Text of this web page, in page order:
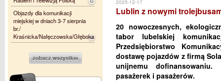
2025-12-17
Lublin z nowymi
20 nowoczesnych,
tabor lubelskiej
Przedsiębiorstwo
dostawę pojazdów z firmą
unijnemu
pasażerek i pasażerów.
Objazdy dla komunikacji
miejskiej w dniach 3-7 sierpnia
br./
Kraśnicka/Nałęczowska/Głęboka